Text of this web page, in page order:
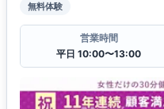
無料体験
営業時間
平日 10:00〜13:00